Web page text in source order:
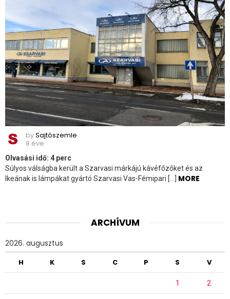
bySajtószemle
8 éve
Olvasási idő: 4 perc
Súlyos válságba került a Szarvasi márkájú kávéfőzőket és az
Ikeának is lámpákat gyártó Szarvasi Vas-Fémipari […] MORE
ARCHÍVUM
2026. augusztus
H K S C P S V
1 2